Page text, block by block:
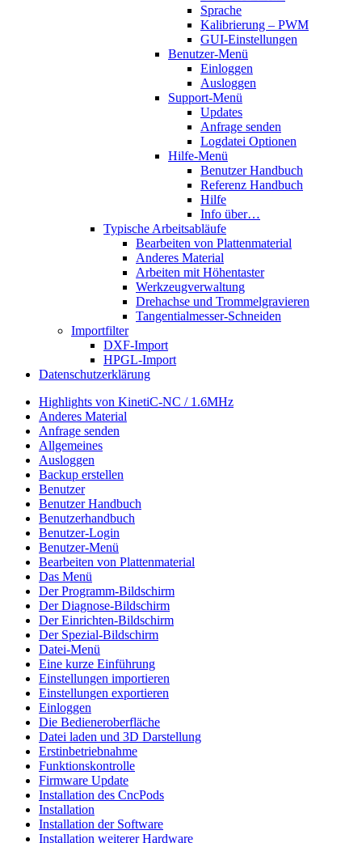
Sprache
Kalibrierung – PWM
GUI-Einstellungen
Benutzer-Menü
Einloggen
Ausloggen
Support-Menü
Updates
Anfrage senden
Logdatei Optionen
Hilfe-Menü
Benutzer Handbuch
Referenz Handbuch
Hilfe
Info über…
Typische Arbeitsabläufe
Bearbeiten von Plattenmaterial
Anderes Material
Arbeiten mit Höhentaster
Werkzeugverwaltung
Drehachse und Trommelgravieren
Tangentialmesser-Schneiden
Importfilter
DXF-Import
HPGL-Import
Datenschutzerklärung
Highlights von KinetiC-NC / 1.6MHz
Anderes Material
Anfrage senden
Allgemeines
Ausloggen
Backup erstellen
Benutzer
Benutzer Handbuch
Benutzerhandbuch
Benutzer-Login
Benutzer-Menü
Bearbeiten von Plattenmaterial
Das Menü
Der Programm-Bildschirm
Der Diagnose-Bildschirm
Der Einrichten-Bildschirm
Der Spezial-Bildschirm
Datei-Menü
Eine kurze Einführung
Einstellungen importieren
Einstellungen exportieren
Einloggen
Die Bedieneroberfläche
Datei laden und 3D Darstellung
Erstinbetriebnahme
Funktionskontrolle
Firmware Update
Installation des CncPods
Installation
Installation der Software
Installation weiterer Hardware